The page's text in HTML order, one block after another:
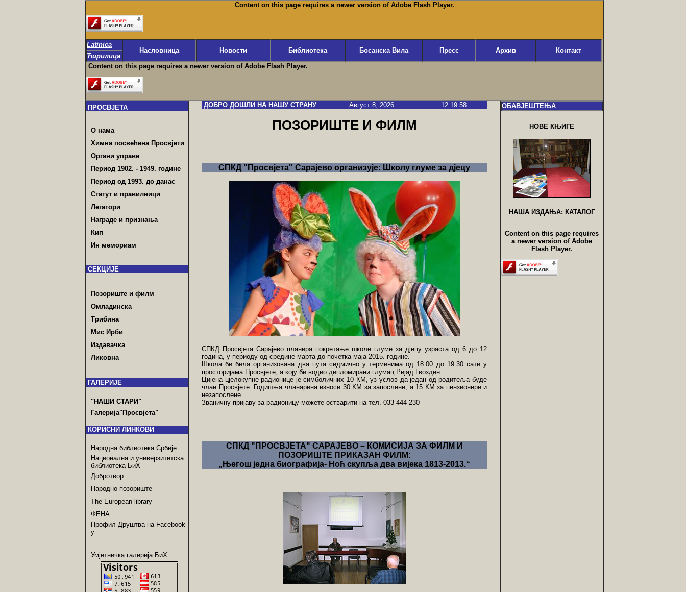
Content on this page requires a newer version of Adobe Flash Player.
Latinica
Насловница Новости Библиотека Босанска Вила Пресс Архив Контакт
Ћирилица
Content on this page requires a newer version of Adobe Flash Player.
ПРОСВЈЕТА
О нама
Химна посвећена Просвјети
Органи управе
Период 1902. - 1949. године
Период од 1993. до данас
Статут и правилници
Легатори
Награде и признања
Кип
Ин мемориам
СЕКЦИЈЕ
Позориште и филм
Омладинска
Трибина
Мис Ирби
Издавачка
Ликовна
ГАЛЕРИЈЕ
"НАШИ СТАРИ"
Галерија"Просвјета"
КОРИСНИ ЛИНКОВИ
Народна библиотека Србије
Национална и универзитетска
библиотека БиХ
Добротвор
Народно позориште
The European library
ФЕНА
Профил Друштва на Facebook-
у
Умјетничка галерија БиХ
ДОБРО ДОШЛИ НА НАШУ СТРАНУ Август 8, 2026 12:19:59
ПОЗОРИШТЕ И ФИЛМ
СПКД "Просвјета" Сарајево организује: Школу глуме за дјецу
СПКД Просвјета Сарајево планира покретање школе глуме за дјецу узраста од 6 до 12
година, у периоду од средине марта до почетка маја 2015. године.
Школа би била организована два пута седмично у терминима од 18.00 до 19.30 сати у
просторијама Просвјете, а коју би водио дипломирани глумац Ријад Гвозден.
Цијена цјелокупне радионице је симболичних 10 КМ, уз услов да један од родитеља буде
члан Просвјете. Годишња чланарина износи 30 КМ за запослене, а 15 КМ за пензионере и
незапослене.
Званичну пријаву за радионицу можете остварити на тел. 033 444 230
СПКД "ПРОСВЈЕТА" САРАЈЕВО – КОМИСИЈА ЗА ФИЛМ И
ПОЗОРИШТЕ ПРИКАЗАН ФИЛМ:
„Његош једна биографија- Ноћ скупља два вијека 1813-2013.“
ОБАВЈЕШТЕЊА
НОВЕ КЊИГЕ
НАША ИЗДАЊА: КАТАЛОГ
Content on this page requires
a newer version of Adobe
Flash Player.